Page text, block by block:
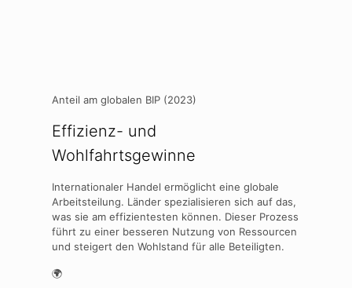
Anteil am globalen BIP (2023)
Effizienz- und
Wohlfahrtsgewinne
Internationaler Handel ermöglicht eine globale
Arbeitsteilung. Länder spezialisieren sich auf das,
was sie am effizientesten können. Dieser Prozess
führt zu einer besseren Nutzung von Ressourcen
und steigert den Wohlstand für alle Beteiligten.
🌍